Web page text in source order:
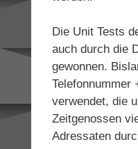
Die Unit Tests
auch durch die
gewonnen.
Telefonnummer
verwendet, die
Zeitgenossen
Adressaten